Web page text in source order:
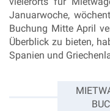
Januarwoche,
Buchung Mitte April
Überblick zu bieten,
Spanien und